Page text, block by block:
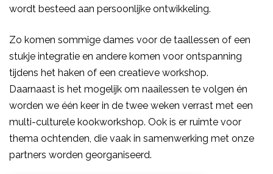
wordt besteed aan persoonlijke ontwikkeling.
Zo komen sommige dames voor de taallessen of een
stukje integratie en andere komen voor ontspanning
tijdens het haken of een creatieve workshop.
Daarnaast is het mogelijk om naailessen te volgen én
worden we één keer in de twee weken verrast met een
multi-culturele kookworkshop. Ook is er ruimte voor
thema ochtenden, die vaak in samenwerking met onze
partners worden georganiseerd.